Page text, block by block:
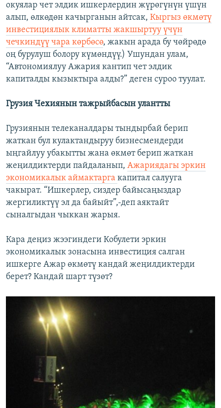
окуялар чет элдик ишкерлердин жүрөгүнүн үшүн
алып, өлкөдөн качырганын айтсак, Кыргыз өкмөтү
инвестициялык климатты жакшыртуу үчүн
чечкиндүү чара көрбөсө, жакын арада бу чөйрөдө
оң бурулуш болору күмөндүү.) Ушундан улам,
“Автономиялуу Ажария кантип чет элдик
капиталды кызыктыра алды?” деген суроо туулат.
Грузия Чехиянын тажрыйбасын улантты
Грузиянын телеканалдары тындырбай берип
жаткан бул кулактандыруу бизнесмендерди
ыңгайлуу убакытты жана өкмөт берип жаткан
жеңилдиктерди пайдаланып, Ажариядагы эркин
экономикалык аймактарга капитал салууга
чакырат. “Ишкерлер, сиздер байысаңыздар
жергиликтүү эл да байыйт”,-деп аяктайт
сыналгыдан чыккан жарыя.
Кара деңиз жээгиндеги Кобулети эркин
экономикалык зонасына инвестиция салган
ишкерге Ажар өкмөтү кандай жеңилдиктерди
берет? Кандай шарт түзөт?